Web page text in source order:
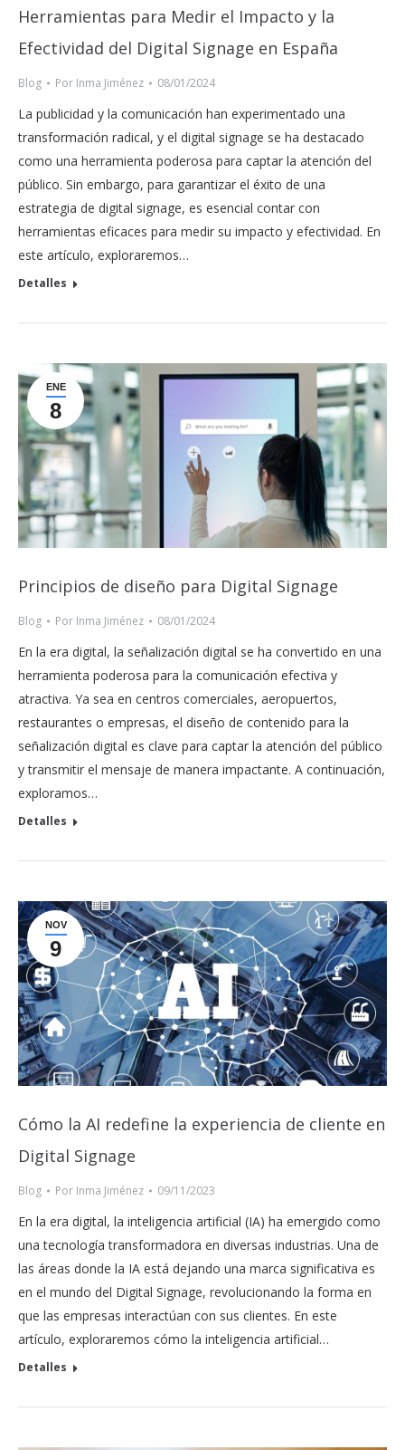
Herramientas para Medir el Impacto y la
Efectividad del Digital Signage en España
Blog Por Inma Jiménez 08/01/2024
La publicidad y la comunicación han experimentado una
transformación radical, y el digital signage se ha destacado
como una herramienta poderosa para captar la atención del
público. Sin embargo, para garantizar el éxito de una
estrategia de digital signage, es esencial contar con
herramientas eficaces para medir su impacto y efectividad. En
este artículo, exploraremos…
Detalles
ENE
8
Principios de diseño para Digital Signage
Blog Por Inma Jiménez 08/01/2024
En la era digital, la señalización digital se ha convertido en una
herramienta poderosa para la comunicación efectiva y
atractiva. Ya sea en centros comerciales, aeropuertos,
restaurantes o empresas, el diseño de contenido para la
señalización digital es clave para captar la atención del público
y transmitir el mensaje de manera impactante. A continuación,
exploramos…
Detalles
NOV
9
Cómo la AI redefine la experiencia de cliente en
Digital Signage
Blog Por Inma Jiménez 09/11/2023
En la era digital, la inteligencia artificial (IA) ha emergido como
una tecnología transformadora en diversas industrias. Una de
las áreas donde la IA está dejando una marca significativa es
en el mundo del Digital Signage, revolucionando la forma en
que las empresas interactúan con sus clientes. En este
artículo, exploraremos cómo la inteligencia artificial…
Detalles